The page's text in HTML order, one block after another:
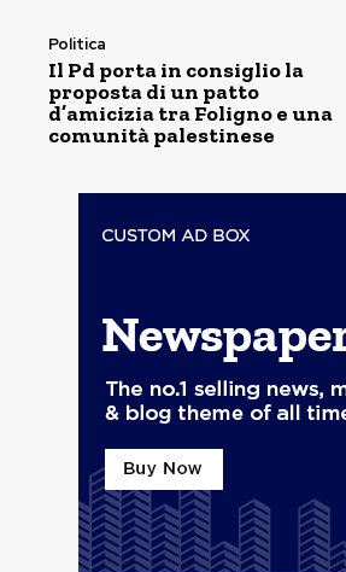
Politica
Il Pd porta in consiglio la
proposta di un patto
d’amicizia tra Foligno e una
comunità palestinese